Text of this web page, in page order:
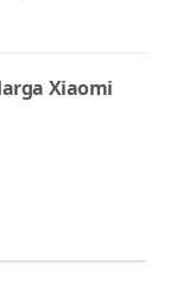
Xiaomi